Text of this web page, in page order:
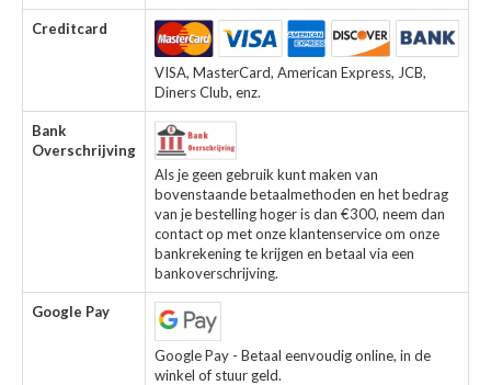
Creditcard
VISA, MasterCard, American Express, JCB,
Diners Club, enz.
Bank
Overschrijving
Als je geen gebruik kunt maken van
bovenstaande betaalmethoden en het bedrag
van je bestelling hoger is dan €300, neem dan
contact op met onze klantenservice om onze
bankrekening te krijgen en betaal via een
bankoverschrijving.
Google Pay
Google Pay - Betaal eenvoudig online, in de
winkel of stuur geld.